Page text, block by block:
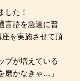
した！
言語を急速に普
を実施させて頂
プが増えている
磨かなきゃ…」